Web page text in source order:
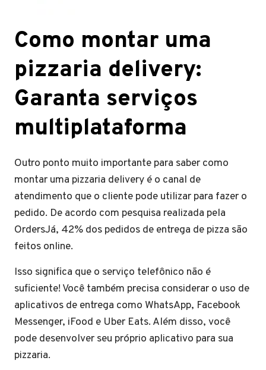
Como montar uma
pizzaria delivery:
Garanta serviços
multiplataforma
Outro ponto muito importante para saber como
montar uma pizzaria delivery é o canal de
atendimento que o cliente pode utilizar para fazer o
pedido. De acordo com pesquisa realizada pela
OrdersJá, 42% dos pedidos de entrega de pizza são
feitos online.
Isso significa que o serviço telefônico não é
suficiente! Você também precisa considerar o uso de
aplicativos de entrega como WhatsApp, Facebook
Messenger, iFood e Uber Eats. Além disso, você
pode desenvolver seu próprio aplicativo para sua
pizzaria.